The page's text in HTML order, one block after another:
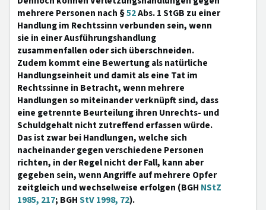
mehrere Personen nach §52Abs. 1 StGB zu einer
Handlung im Rechtssinn verbunden sein, wenn
sie in einer Ausführungshandlung
zusammenfallen oder sich überschneiden.
Zudem kommt eine Bewertung als natürliche
Handlungseinheit und damit als eine Tat im
Rechtssinne in Betracht, wenn mehrere
Handlungen so miteinander verknüpft sind, dass
eine getrennte Beurteilung ihren Unrechts- und
Schuldgehalt nicht zutreffend erfassen würde.
Das ist zwar bei Handlungen, welche sich
nacheinander gegen verschiedene Personen
richten, in der Regel nicht der Fall, kann aber
gegeben sein, wenn Angriffe auf mehrere Opfer
zeitgleich und wechselweise erfolgen (BGH NStZ
1985, 217; BGHStV 1998, 72).